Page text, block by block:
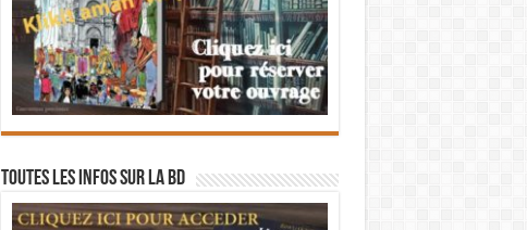
Toutes les infos sur la BD